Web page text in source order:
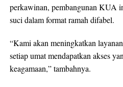
perkawinan, pembangunan KUA
suci dalam format ramah difabel.
“Kami akan meningkatkan
setiap umat mendapatkan akses
keagamaan,” tambahnya.